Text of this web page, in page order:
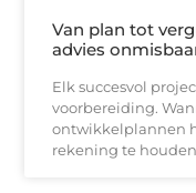
Van plan tot
advies
Elk succesvol
voorbereiding.
ontwikkelplannen
rekening te